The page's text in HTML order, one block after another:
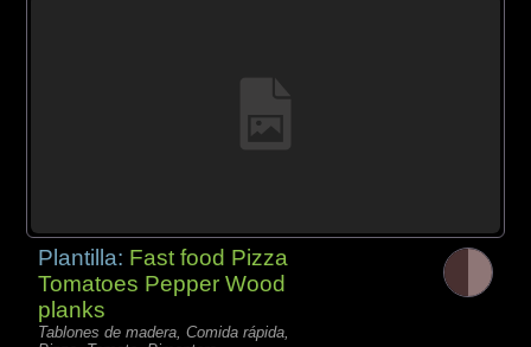
Plantilla: Fast food Pizza
Tomatoes Pepper Wood
planks
Tablones de madera, Comida rápida,